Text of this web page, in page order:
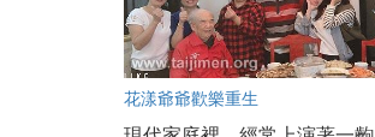
花漾爺爺歡樂重生